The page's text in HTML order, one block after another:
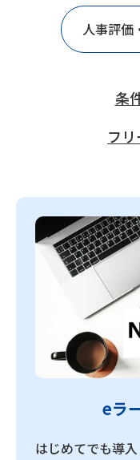
人事評価
条
フ
eラ
はじめてでも導